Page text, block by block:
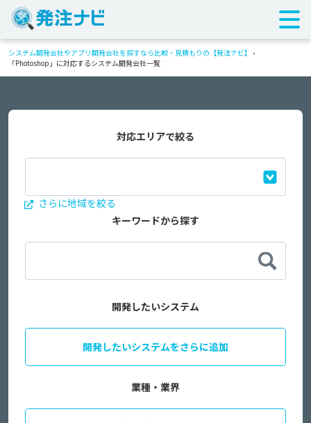
システム開発会社やアプリ開発会社を探すなら比較・見積もりの【発注ナビ】
›
「Photoshop」に対応するシステム開発会社一覧
対応エリアで絞る
さらに地域を絞る
キーワードから探す
開発したいシステム
開発したいシステムをさらに追加
業種・業界